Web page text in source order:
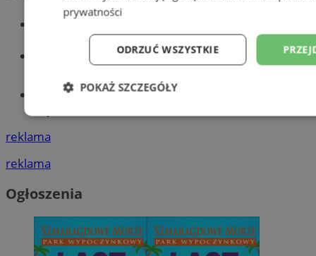
Wiadomości kryminalne w Wodzisławiu
Wiadomości lokalne
Tworzenie stron www - Wodzisław
reklama
reklama
Ogłoszenia
prywatności
ODRZUĆ WSZYSTKIE
POKAŻ SZCZEGÓŁY
Niezbędne Wydajność